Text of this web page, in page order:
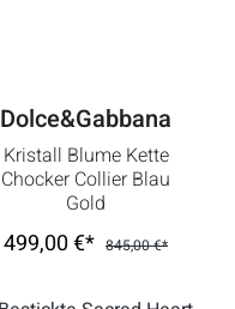
Dolce&Gabbana
Kristall Blume Kette
Chocker Collier Blau
Gold
499,00 €* 845,00 €*